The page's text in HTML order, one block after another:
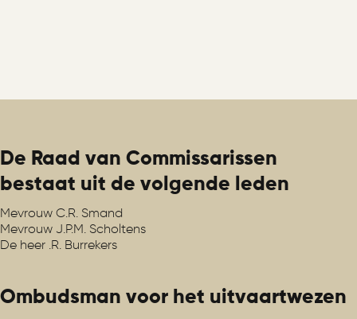
De Raad van Commissarissen
bestaat uit de volgende leden
Mevrouw C.R. Smand
Mevrouw J.P.M. Scholtens
De heer .R. Burrekers
Ombudsman voor het uitvaartwezen